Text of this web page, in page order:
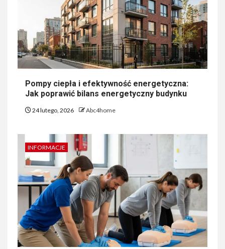
Pompy ciepła i efektywność energetyczna:
Jak poprawić bilans energetyczny budynku
24 lutego, 2026 Abc4home
INFORMACJE